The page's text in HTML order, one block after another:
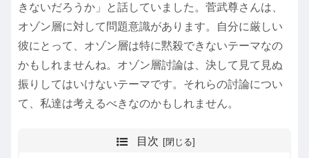
きないだろうか」と話していました。菅武尊さんは、
オゾン層に対して問題意識があります。自分に厳しい
彼にとって、オゾン層は特に黙殺できないテーマなの
かもしれませんね。オゾン層討論は、決して見て見ぬ
振りしてはいけないテーマです。それらの討論につい
て、私達は考えるべきなのかもしれません。
目次